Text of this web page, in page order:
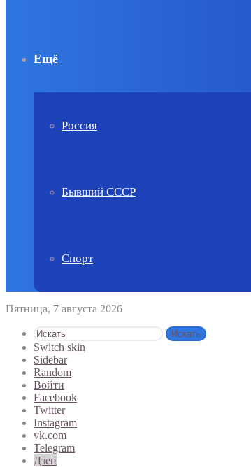
Ещё
Россия
Бывший СССР
Спорт
Пятница, 7 августа 2026
Искать
Switch skin
Sidebar
Random
Войти
Facebook
Twitter
Instagram
vk.com
Telegram
Дзен